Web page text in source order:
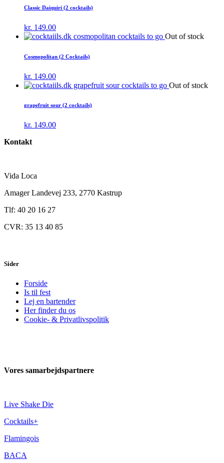
Classic Daiquiri (2 cocktails)
kr. 149.00
Out of stock
Cosmopolitan (2 Cocktails)
kr. 149.00
Out of stock
grapefruit sour (2 cocktails)
kr. 149.00
Kontakt
Vida Loca
Amager Landevej 233, 2770 Kastrup
Tlf: 40 20 16 27
CVR: 35 13 40 85
Sider
Forside
Is til fest
Lej en bartender
Her finder du os
Cookie- & Privatlivspolitik
Vores samarbejdspartnere
Live Shake Die
Cocktails+
Flamingois
BACA